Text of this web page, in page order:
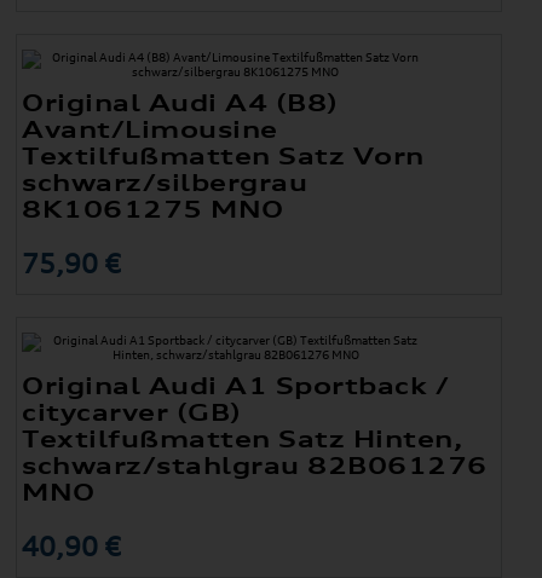
Original Audi A4 (B8)
Avant/Limousine
Textilfußmatten Satz Vorn
schwarz/silbergrau
8K1061275 MNO
75,90 €
Original Audi A1 Sportback /
citycarver (GB)
Textilfußmatten Satz Hinten,
schwarz/stahlgrau 82B061276
MNO
40,90 €